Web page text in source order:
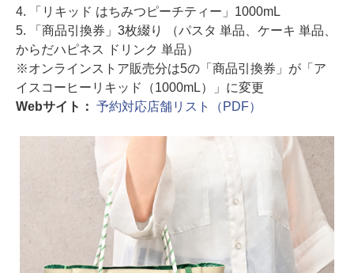
4. 「リキッド はちみつピーチティー」1000mL
5. 「商品引換券」3枚綴り （パスタ 単品、ケーキ 単品、
からだハピネス ドリンク 単品）
※オンラインストア販売分は5の「商品引換券」が「ア
イスコーヒーリキッド（1000mL）」に変更
Webサイト： 予約対応店舗リスト（PDF）